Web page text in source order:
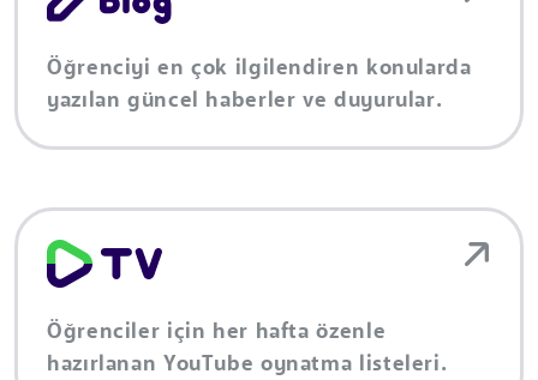
Öğrenciyi en çok ilgilendiren konularda
yazılan güncel haberler ve duyurular.
Öğrenciler için her hafta özenle
hazırlanan YouTube oynatma listeleri.